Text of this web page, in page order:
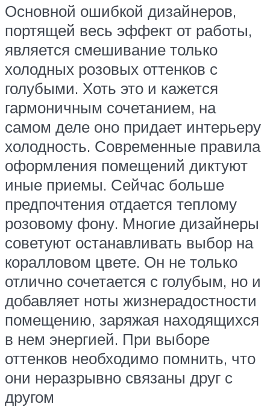
Основной ошибкой дизайнеров,
портящей весь эффект от работы,
является смешивание только
холодных розовых оттенков с
голубыми. Хоть это и кажется
гармоничным сочетанием, на
самом деле оно придает интерьеру
холодность. Современные правила
оформления помещений диктуют
иные приемы. Сейчас больше
предпочтения отдается теплому
розовому фону. Многие дизайнеры
советуют останавливать выбор на
коралловом цвете. Он не только
отлично сочетается с голубым, но и
добавляет ноты жизнерадостности
помещению, заряжая находящихся
в нем энергией. При выборе
оттенков необходимо помнить, что
они неразрывно связаны друг с
другом